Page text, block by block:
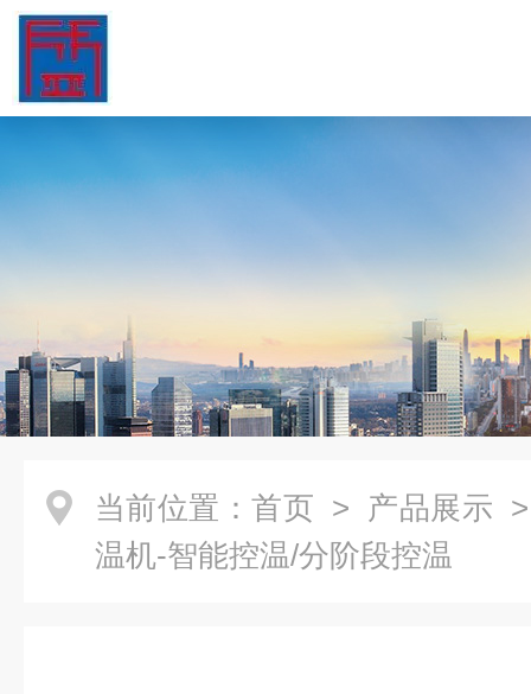
当前位置： 首页 > 产品展示
温机-智能控温/分阶段控温